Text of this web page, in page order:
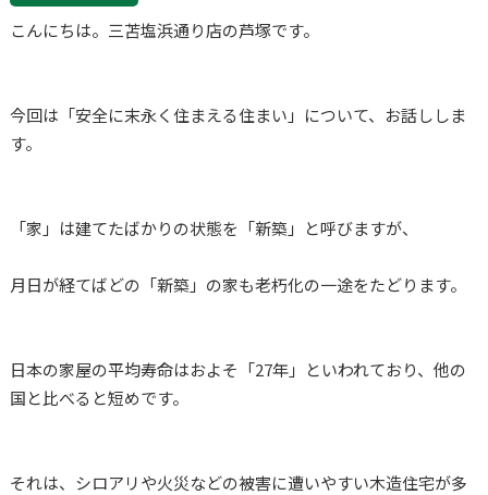
こんにちは。三苫塩浜通り店の芦塚です。
今回は「安全に末永く住まえる住まい」について、お話ししま
す。
「家」は建てたばかりの状態を「新築」と呼びますが、
月日が経てばどの「新築」の家も老朽化の一途をたどります。
日本の家屋の平均寿命はおよそ「27年」といわれており、他の
国と比べると短めです。
それは、シロアリや火災などの被害に遭いやすい木造住宅が多